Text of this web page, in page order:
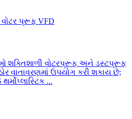
શક્તિશાળી વોટરપ્રૂફ અને ડસ્ટપ્રૂફ
વાતાવરણમાં ઉપયોગ કરી શકાય છે;
...